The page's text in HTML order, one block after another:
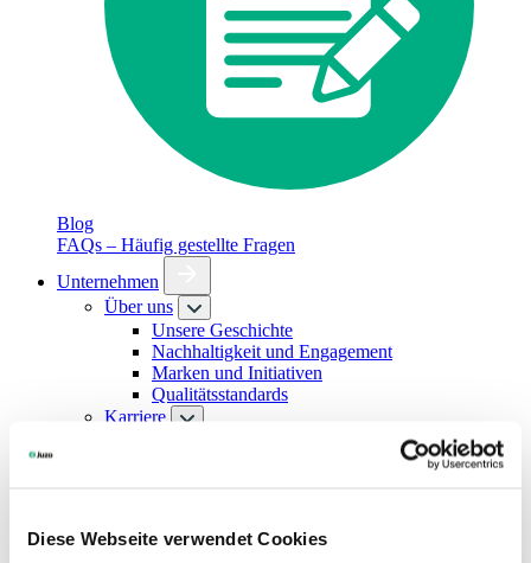
Diese Webseite verwendet Cookies
Blog
FAQs – Häufig gestellte Fragen
Unternehmen
Über uns
Unsere Geschichte
Nachhaltigkeit und Engagement
Marken und Initiativen
Qualitätsstandards
Karriere
FAQs – Häufig gestellte Fragen